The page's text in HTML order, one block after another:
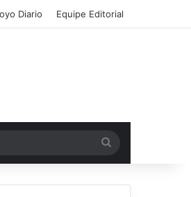
Diario Equipe Editorial